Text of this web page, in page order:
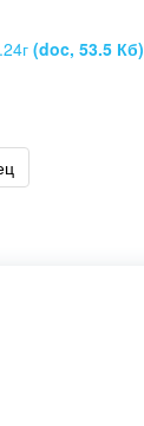
(doc, 53.5 Кб)